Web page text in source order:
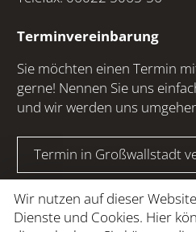
Terminvereinbarung
Sie möchten einen Termin
gerne! Nennen Sie uns
und wir werden uns
Termin in Großwallstadt
Termin in Wertheim
Wir nutzen auf dieser
Dienste und Cookies. Hier